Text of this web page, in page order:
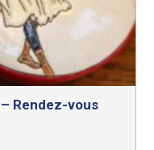
Rendez-vous